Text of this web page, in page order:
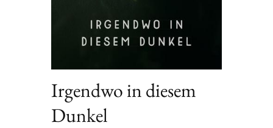
Irgendwo in diesem
Dunkel